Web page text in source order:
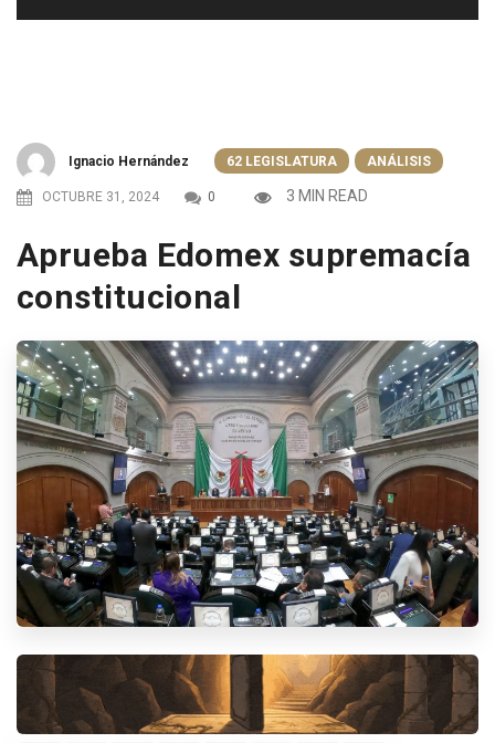
Ignacio Hernández 62 LEGISLATURA ANÁLISIS
OCTUBRE 31, 2024 0 3 MIN READ
Aprueba Edomex supremacía
constitucional